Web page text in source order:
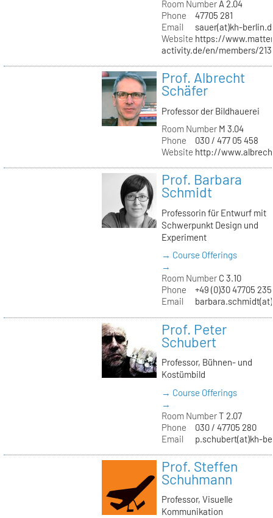
Room NumberA 2.04
Phone
47705 281
Email
sauer(at)kh-
Website https://
activity.de/en/members/
Prof. Albrecht
Schäfer
Professor der Bildhauerei
Room NumberM 3.04
Phone
030 / 477 05 458
Website http://
Prof. Barbara
Schmidt
Professorin für Entwurf mit
Schwerpunkt Design und
Experiment
→ Course Offerings
→
Room NumberC 3.10
Phone
+49 (0)30 47705 235
Email
Prof. Peter
Schubert
Professor, Bühnen- und
Kostümbild
→ Course Offerings
→
Room NumberT 2.07
Phone
030 / 47705 280
Email
p.schubert(at)kh-
Prof. Steffen
Schuhmann
Professor, Visuelle
Kommunikation